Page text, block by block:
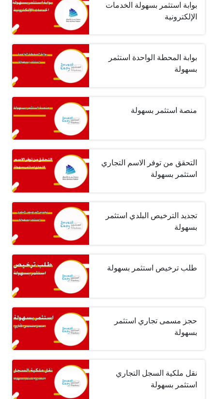
بوابة استثمر بسهولة الخدمات
الإلكترونية
بوابة المحطة الواحدة استثمر
بسهولة
منصة استثمر بسهولة
التحقق من توفر الاسم التجاري
استثمر بسهولة
تجديد الترخيص البلدي استثمر
بسهولة
طلب ترخيص استثمر بسهولة
حجز مسمى تجاري استثمر
بسهولة
نقل ملكية السجل التجاري
استثمر بسهولة